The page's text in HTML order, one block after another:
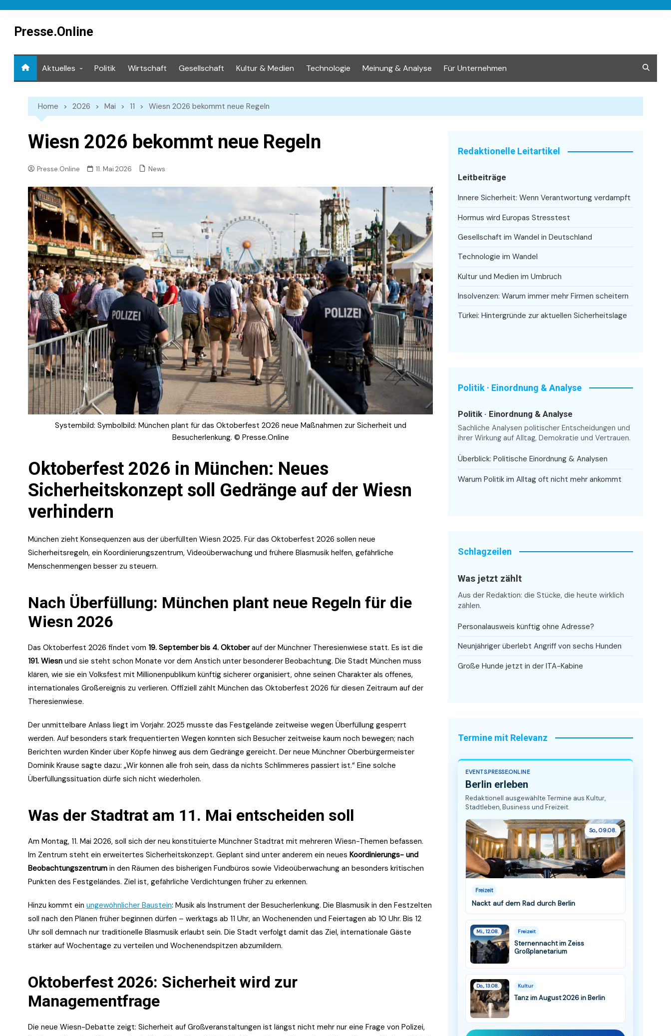
contentPresse.Online
Aktuelles Politik Wirtschaft Gesellschaft Kultur & Medien Technologie Meinung & Analyse Für Unternehmen
Home 2026 Mai 11 Wiesn 2026 bekommt neue Regeln
Wiesn 2026 bekommt neue Regeln
Presse.Online 11. Mai 2026 News
Systembild: Symbolbild: München plant für das Oktoberfest 2026 neue Maßnahmen zur Sicherheit und
Besucherlenkung. © Presse.Online
Oktoberfest 2026 in München: Neues
Sicherheitskonzept soll Gedränge auf der Wiesn
verhindern
München zieht Konsequenzen aus der überfüllten Wiesn 2025. Für das Oktoberfest 2026 sollen neue
Sicherheitsregeln, ein Koordinierungszentrum, Videoüberwachung und frühere Blasmusik helfen, gefährliche
Menschenmengen besser zu steuern.
Nach Überfüllung: München plant neue Regeln für die
Wiesn 2026
Das Oktoberfest 2026 findet vom 19. September bis 4. Oktoberauf der Münchner Theresienwiese statt. Es ist die
191. Wiesn und sie steht schon Monate vor dem Anstich unter besonderer Beobachtung. Die Stadt München muss
klären, wie sie ein Volksfest mit Millionenpublikum künftig sicherer organisiert, ohne seinen Charakter als offenes,
internationales Großereignis zu verlieren. Offiziell zählt München das Oktoberfest 2026 für diesen Zeitraum auf der
Theresienwiese.
Der unmittelbare Anlass liegt im Vorjahr. 2025 musste das Festgelände zeitweise wegen Überfüllung gesperrt
werden. Auf besonders stark frequentierten Wegen konnten sich Besucher zeitweise kaum noch bewegen; nach
Berichten wurden Kinder über Köpfe hinweg aus dem Gedränge gereicht. Der neue Münchner Oberbürgermeister
Dominik Krause sagte dazu: „Wir können alle froh sein, dass da nichts Schlimmeres passiert ist.“ Eine solche
Überfüllungssituation dürfe sich nicht wiederholen.
Was der Stadtrat am 11. Mai entscheiden soll
Am Montag, 11. Mai 2026, soll sich der neu konstituierte Münchner Stadtrat mit mehreren Wiesn-Themen befassen.
Im Zentrum steht ein erweitertes Sicherheitskonzept. Geplant sind unter anderem ein neues Koordinierungs- und
Beobachtungszentrum in den Räumen des bisherigen Fundbüros sowie Videoüberwachung an besonders kritischen
Punkten des Festgeländes. Ziel ist, gefährliche Verdichtungen früher zu erkennen.
Hinzu kommt ein ungewöhnlicher Baustein: Musik als Instrument der Besucherlenkung. Die Blasmusik in den Festzelten
soll nach den Plänen früher beginnen dürfen – werktags ab 11 Uhr, an Wochenenden und Feiertagen ab 10 Uhr. Bis 12
Uhr soll demnach nur traditionelle Blasmusik erlaubt sein. Die Stadt verfolgt damit das Ziel, internationale Gäste
stärker auf Wochentage zu verteilen und Wochenendspitzen abzumildern.
Oktoberfest 2026: Sicherheit wird zur
Managementfrage
Die neue Wiesn-Debatte zeigt: Sicherheit auf Großveranstaltungen ist längst nicht mehr nur eine Frage von Polizei,
Redaktionelle Leitartikel
Leitbeiträge
Innere Sicherheit: Wenn Verantwortung verdampft
Hormus wird Europas Stresstest
Gesellschaft im Wandel in Deutschland
Technologie im Wandel
Kultur und Medien im Umbruch
Insolvenzen: Warum immer mehr Firmen scheitern
Türkei: Hintergründe zur aktuellen Sicherheitslage
Politik · Einordnung & Analyse
Politik · Einordnung & Analyse
Sachliche Analysen politischer Entscheidungen und
ihrer Wirkung auf Alltag, Demokratie und Vertrauen.
Überblick: Politische Einordnung & Analysen
Warum Politik im Alltag oft nicht mehr ankommt
Schlagzeilen
Was jetzt zählt
Aus der Redaktion: die Stücke, die heute wirklich
zählen.
Personalausweis künftig ohne Adresse?
Neunjähriger überlebt Angriff von sechs Hunden
Große Hunde jetzt in der ITA-Kabine
Termine mit Relevanz
EVENTS.PRESSE.ONLINE
Berlin erleben
Redaktionell ausgewählte Termine aus Kultur,
Stadtleben, Business und Freizeit.
So., 09.08.
Freizeit
Nackt auf dem Rad durch Berlin
Mi., 12.08. Freizeit
Sternennacht im Zeiss
Großplanetarium
Do., 13.08. Kultur
Tanz im August 2026 in Berlin